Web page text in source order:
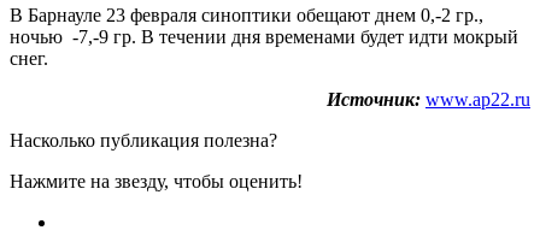
В Барнауле 23 февраля синоптики обещают днем 0,-2 гр.,
ночью -7,-9 гр. В течении дня временами будет идти мокрый
снег.
Источник: www.ap22.ru
Насколько публикация полезна?
Нажмите на звезду, чтобы оценить!